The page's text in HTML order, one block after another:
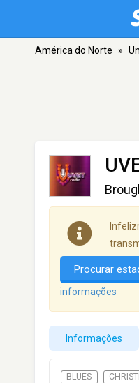
América do Norte »
Procurar
informações
Informações
BLUES